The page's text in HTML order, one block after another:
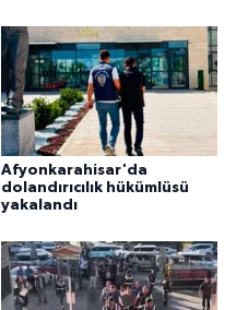
Afyonkarahisar'da
dolandırıcılık hükümlüsü
yakalandı